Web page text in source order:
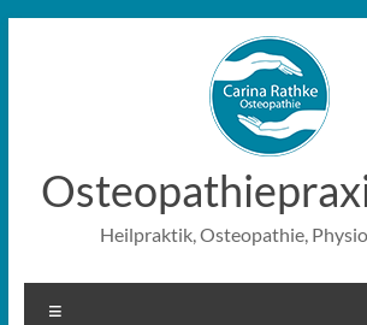
Heilpraktik, Osteopathie,